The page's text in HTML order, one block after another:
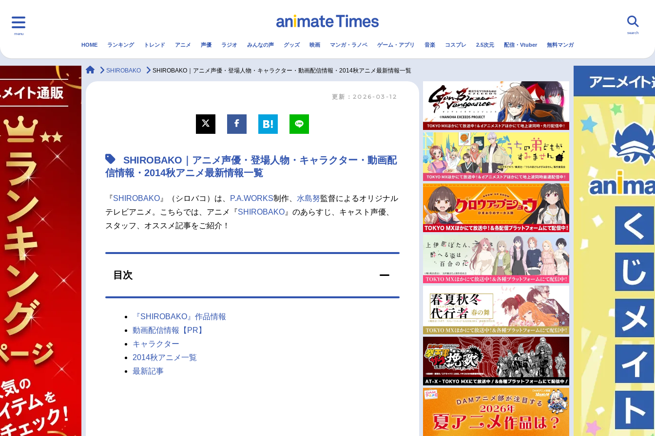
menu
マンガ・ラノベ 2.5次元 配信・Vtuber トレンド 無料マンガ
声優記事一覧
アニメ映画一覧
男性声優/女性声優一覧
今期アニメ曜日別一覧
夏アニメ
秋アニメ
冬アニメ
search
HOME ランキング トレンド アニメ 声優 ラジオ みんなの声 グッズ 映画 マンガ・ラノベ ゲーム・アプリ 音楽 コスプレ 2.5次元 配信・Vtuber 無料マンガ
animateTimes
SHIROBAKO SHIROBAKO｜アニメ声優・登場人物・キャラクター・動画配信情報・2014秋アニメ最新情報一覧
更新：2026-03-12
SHIROBAKO｜アニメ声優・登場人物・キャラクター・動画配
信情報・2014秋アニメ最新情報一覧
『SHIROBAKO 』（シロバコ）は、 P.A.WORKS制作、 水島努監督によるオリジナル
テレビアニメ。こちらでは、アニメ『SHIROBAKO 』のあらすじ、キャスト声優、
スタッフ、オススメ記事をご紹介！
目次
『SHIROBAKO』作品情報
動画配信情報【PR】
キャラクター
2014秋アニメ一覧
最新記事